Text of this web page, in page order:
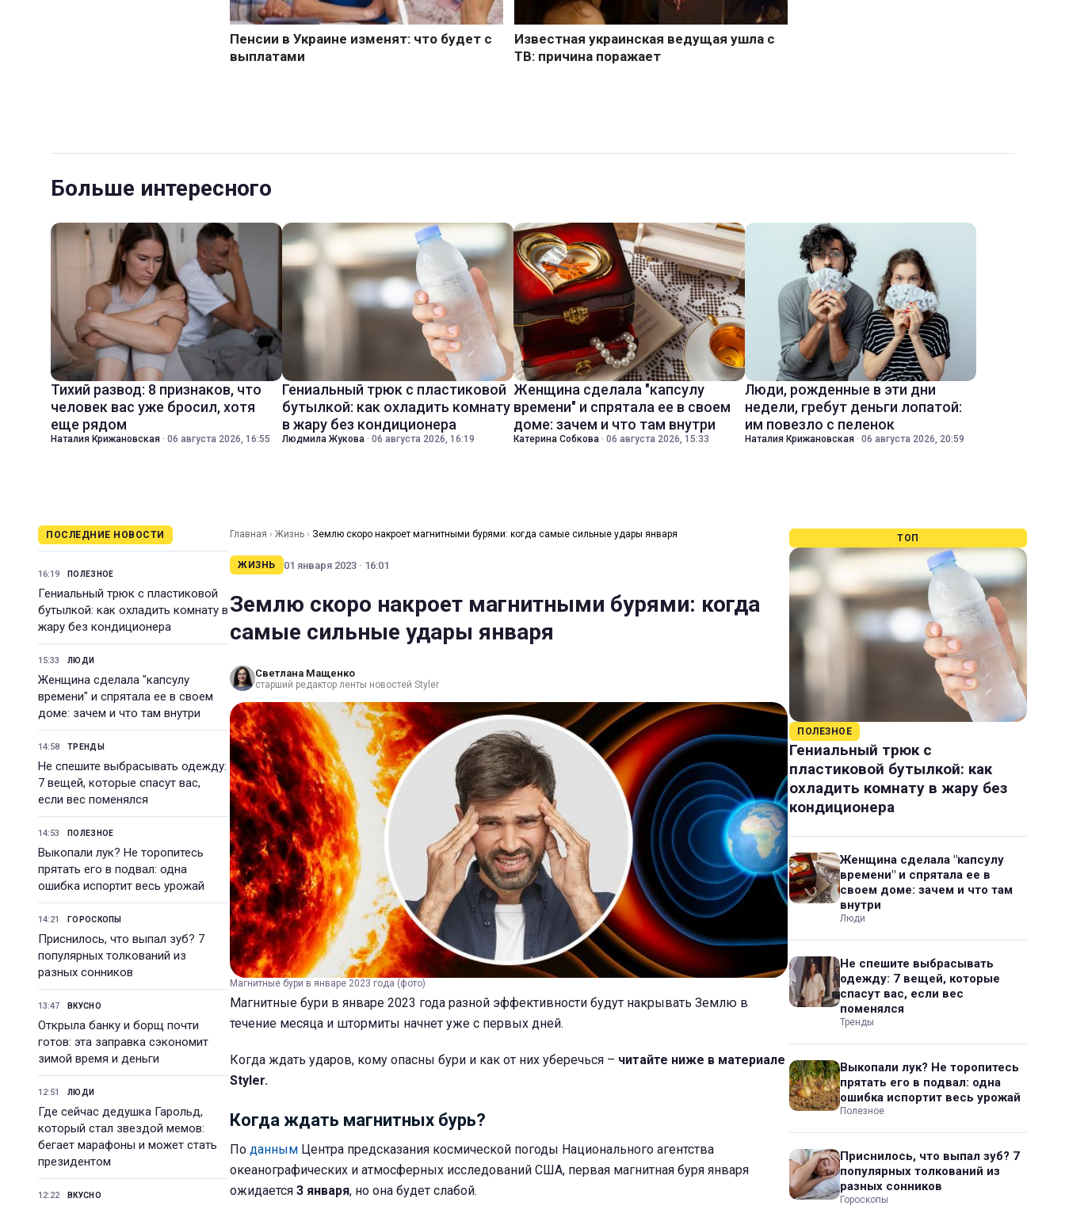
Больше интересного
Тихий развод: 8 признаков, что
человек вас уже бросил, хотя
еще рядом
Наталия Крижановская · 06 августа 2026, 16:55
Гениальный трюк с пластиковой
бутылкой: как охладить комнату
в жару без кондиционера
Людмила Жукова · 06 августа 2026, 16:19
Женщина сделала "капсулу
времени" и спрятала ее в своем
доме: зачем и что там внутри
Катерина Собкова · 06 августа 2026, 15:33
Люди, рожденные в эти дни
недели, гребут деньги лопатой:
им повезло с пеленок
Наталия Крижановская · 06 августа 2026, 20:59
ПОСЛЕДНИЕ НОВОСТИ
16:19 ПОЛЕЗНОЕ
Гениальный трюк с пластиковой
бутылкой: как охладить комнату в
жару без кондиционера
15:33 ЛЮДИ
Женщина сделала "капсулу
времени" и спрятала ее в своем
доме: зачем и что там внутри
14:58 ТРЕНДЫ
Не спешите выбрасывать одежду:
7 вещей, которые спасут вас,
если вес поменялся
14:53 ПОЛЕЗНОЕ
Выкопали лук? Не торопитесь
прятать его в подвал: одна
ошибка испортит весь урожай
14:21 ГОРОСКОПЫ
Приснилось, что выпал зуб? 7
популярных толкований из
разных сонников
13:47 ВКУСНО
Открыла банку и борщ почти
готов: эта заправка сэкономит
зимой время и деньги
12:51 ЛЮДИ
Где сейчас дедушка Гарольд,
который стал звездой мемов:
бегает марафоны и может стать
президентом
12:22 ВКУСНО
Главная › Жизнь › Землю скоро накроет магнитными бурями: когда самые сильные удары января
ЖИЗНЬ 01 января 2023 · 16:01
Землю скоро накроет магнитными бурями: когда
самые сильные удары января
Светлана Мащенко
старший редактор ленты новостей Styler
Магнитные бури в январе 2023 года (фото)
Магнитные бури в январе 2023 года разной эффективности будут накрывать Землю в
течение месяца и штормиты начнет уже с первых дней.
Когда ждать ударов, кому опасны бури и как от них уберечься – читайте ниже в материале
Styler.
Когда ждать магнитных бурь?
По данным Центра предсказания космической погоды Национального агентства
океанографических и атмосферных исследований США, первая магнитная буря января
ожидается 3 января, но она будет слабой.
ТОП
ПОЛЕЗНОЕ
Гениальный трюк с
пластиковой бутылкой: как
охладить комнату в жару без
кондиционера
Женщина сделала "капсулу
времени" и спрятала ее в
своем доме: зачем и что там
внутри
Люди
Не спешите выбрасывать
одежду: 7 вещей, которые
спасут вас, если вес
поменялся
Тренды
Выкопали лук? Не торопитесь
прятать его в подвал: одна
ошибка испортит весь урожай
Полезное
Приснилось, что выпал зуб? 7
популярных толкований из
разных сонников
Гороскопы